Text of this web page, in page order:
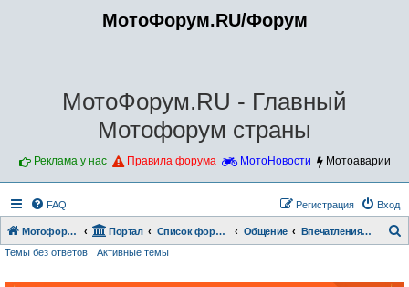
МотоФорум.RU/Форум
МотоФорум.RU - Главный
Мотофорум страны
Реклама у нас Правила форума МотоНовости Мотоаварии
FAQ Вход
Регистрация
Мотофорум.RU Портал Список форумов Общение Впечатления и отзывы о мотоциклах
Темы без ответов Активные темы